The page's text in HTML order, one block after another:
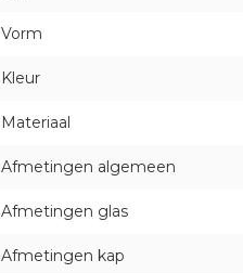
Vorm
Kleur
Materiaal
Afmetingen algemeen
Afmetingen glas
Afmetingen kap